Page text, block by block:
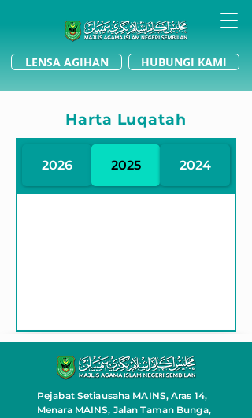
LENSA AGIHAN HUBUNGI KAMI
Harta Luqatah
2026 2025 2024
Pejabat Setiausaha MAINS, Aras 14,
Menara MAINS, Jalan Taman Bunga,